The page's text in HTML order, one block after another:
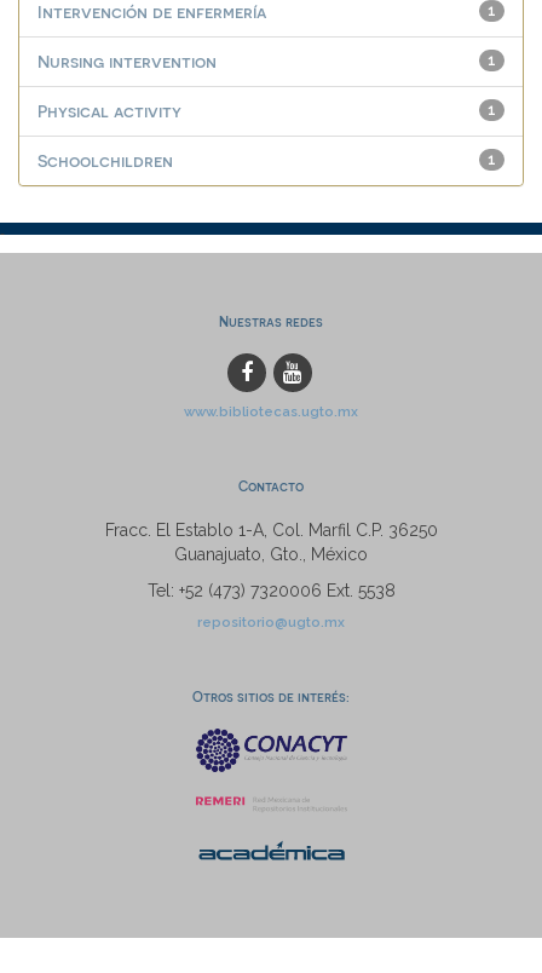
1
Intervención de enfermería
1
Nursing intervention
1
Physical activity
1
Schoolchildren
Nuestras redes
www.bibliotecas.ugto.mx
Contacto
Fracc. El Establo 1-A, Col. Marfil C.P. 36250
Guanajuato, Gto., México
Tel: +52 (473) 7320006 Ext. 5538
repositorio@ugto.mx
Otros sitios de interés: